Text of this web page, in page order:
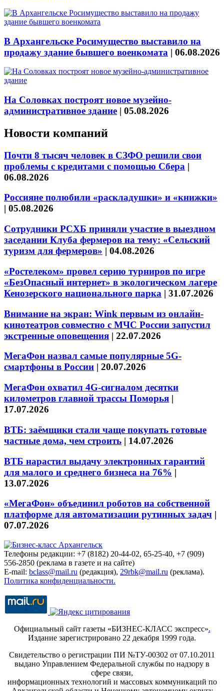
В Архангельске Росимущество выставило на
продажу здание бывшего военкомата | 06.08.2026
На Соловках построят новое музейно-
административное здание | 05.08.2026
Новости компаний
Почти 8 тысяч человек в СЗФО решили свои
проблемы с кредитами с помощью Сбера |
06.08.2026
Россияне полюбили «раскладушки» и «книжки»
| 05.08.2026
Сотрудники РСХБ приняли участие в выездном
заседании Клуба фермеров на тему: «Сельский
туризм для фермеров» | 04.08.2026
«Ростелеком» провел серию турниров по игре
«БезОпасный интернет» в экологическом лагере
Кенозерского национального парка | 31.07.2026
Внимание на экран: Wink первым из онлайн-
кинотеатров совместно с МЧС России запустил
экстренные оповещения | 22.07.2026
МегаФон назвал самые популярные 5G-
смартфоны в России | 20.07.2026
МегаФон охватил 4G-сигналом десятки
километров главной трассы Поморья |
17.07.2026
ВТБ: заёмщики стали чаще покупать готовые
частные дома, чем строить | 14.07.2026
ВТБ нарастил выдачу электронных гарантий
для малого и среднего бизнеса на 76% |
13.07.2026
«МегаФон» объединил роботов на собственной
платформе для автоматизации рутинных задач |
07.07.2026
Телефоны редакции: +7 (8182) 20-44-02, 65-25-40, +7 (909)
556-2850 (реклама в газете и на сайте)
E-mail: bclass@mail.ru (редакция), 29rbk@mail.ru (реклама).
Политика конфиденциальности.
Официальный сайт газеты «БИЗНЕС-КЛАСС экспресс».
Издание зарегистрировано 22 декабря 1999 года.
Свидетельство о регистрации ПИ №ТУ-00302 от 07.10.2011
выдано Управлением Федеральной службы по надзору в
сфере связи,
информационных технологий и массовых коммуникаций по